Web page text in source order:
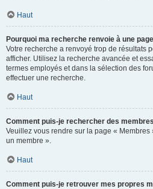
Haut
Pourquoi ma recherche renvoie à une
Votre recherche a renvoyé trop de résultats
afficher. Utilisez la recherche avancée et
termes employés et dans la sélection des
effectuer une recherche.
Haut
Comment puis-je rechercher des
Veuillez vous rendre sur la page «
un membre ».
Haut
Comment puis-je retrouver mes propres